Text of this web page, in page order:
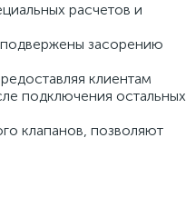
расчетов и
засорению
клиентам
подключения остальных
клапанов, позволяют